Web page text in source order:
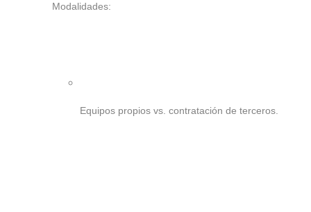
Modalidades:
Equipos propios vs. contratación de terceros.